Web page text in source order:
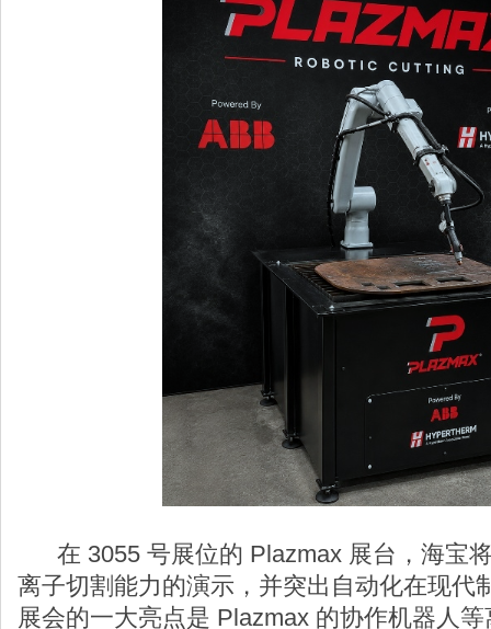
在 3055 号展位的 Plazmax 展台，海宝
离子切割能力的演示，并突出自动化在现代
展会的一大亮点是 Plazmax 的协作机器人